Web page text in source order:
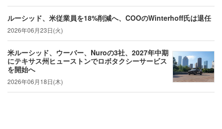
ルーシッド、米従業員を18%削減へ、COOのWinterhoff氏は退任
2026年06月23日(火)
米ルーシッド、ウーバー、Nuroの3社、2027年中期
にテキサス州ヒューストンでロボタクシーサービス
を開始へ
2026年06月18日(木)